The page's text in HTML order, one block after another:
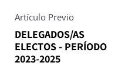
Artículo Previo
DELEGADOS/AS
ELECTOS - PERÍODO
2023-2025